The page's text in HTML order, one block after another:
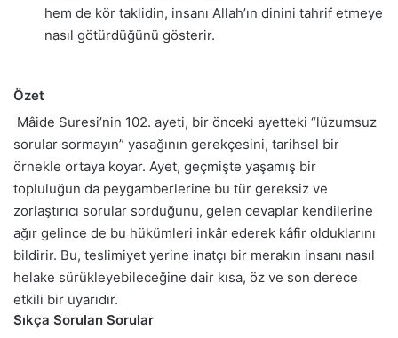
hem de kör taklidin, insanı Allah’ın dinini tahrif etmeye
nasıl götürdüğünü gösterir.
Özet
Mâide Suresi’nin 102. ayeti, bir önceki ayetteki “lüzumsuz
sorular sormayın” yasağının gerekçesini, tarihsel bir
örnekle ortaya koyar. Ayet, geçmişte yaşamış bir
topluluğun da peygamberlerine bu tür gereksiz ve
zorlaştırıcı sorular sorduğunu, gelen cevaplar kendilerine
ağır gelince de bu hükümleri inkâr ederek kâfir olduklarını
bildirir. Bu, teslimiyet yerine inatçı bir merakın insanı nasıl
helake sürükleyebileceğine dair kısa, öz ve son derece
etkili bir uyarıdır.
Sıkça Sorulan Sorular